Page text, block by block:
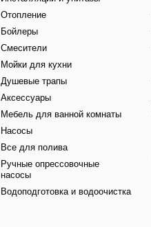
Отопление
Бойлеры
Смесители
Мойки для кухни
Душевые трапы
Аксессуары
Мебель для ванной комнаты
Насосы
Все для полива
Ручные опрессовочные
насосы
Водоподготовка и водоочистка